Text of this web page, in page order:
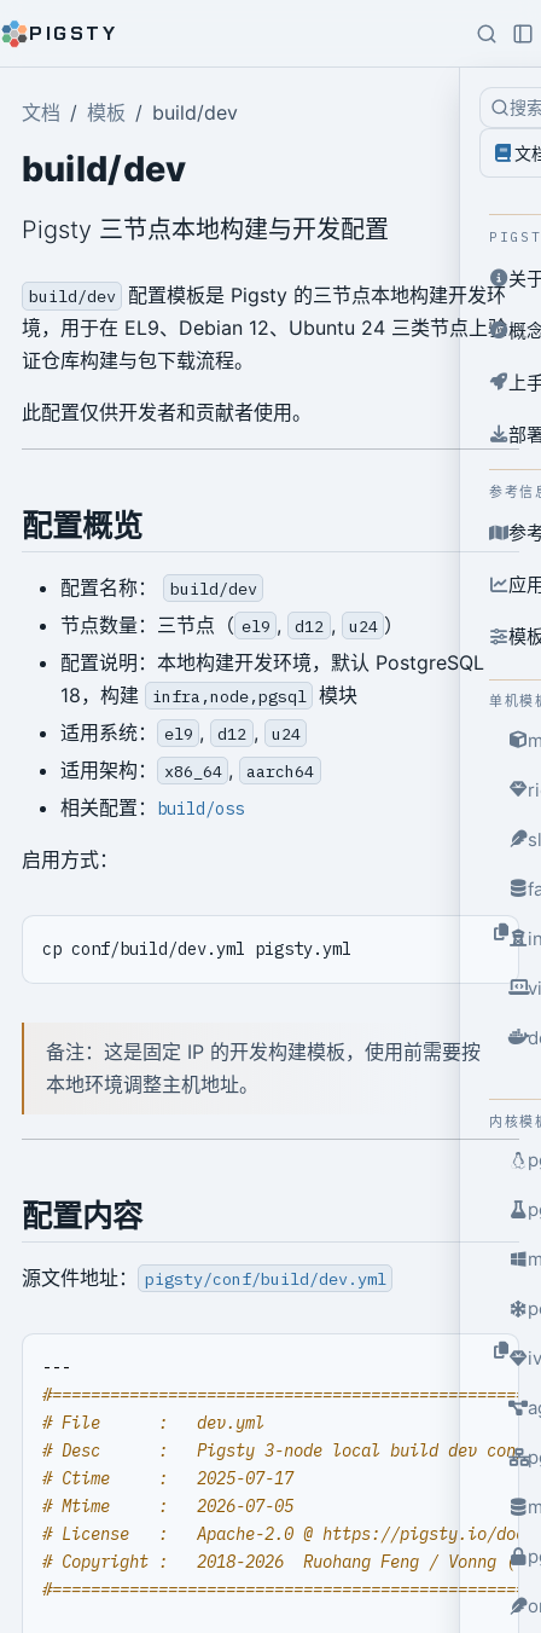
PIGSTY
搜
文
关
概
上
部
参考信
参
应
模
单机模
内核模
文档 模板 build/dev
build/dev
Pigsty 三节点本地构建与开发配置
build/dev
配置模板是 Pigsty 的三节点本地构建开发环
境，用于在 EL9、Debian 12、Ubuntu 24 三类节点上验
证仓库构建与包下载流程。
此配置仅供开发者和贡献者使用。
配置概览
配置名称： build/dev
节点数量：三节点（ el9 , d12 , u24 ）
配置说明：本地构建开发环境，默认 PostgreSQL
18，构建
infra,node,pgsql
模块
适用系统：
el9 , d12 , u24
适用架构： x86_64 , aarch64
相关配置： build/oss
启用方式：
备注：这是固定 IP 的开发构建模板，使用前需要按
本地环境调整主机地址。
配置内容
源文件地址： pigsty/conf/build/dev.yml
---
# File      :   dev.yml
# Desc      :   Pigsty 3-node local build dev
# Ctime     :   2025-07-17
# Mtime     :   2026-07-05
# License   :   Apache-2.0 @ https://pigsty.io/
# Copyright :   2018-2026  Ruohang Feng / Vonng